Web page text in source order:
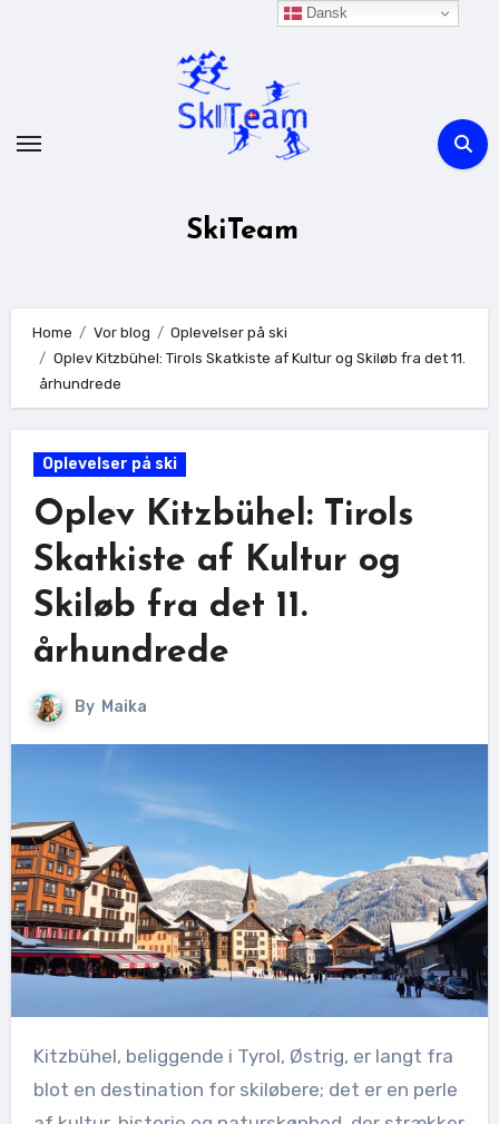
SkiTeam
Home Vor blog
Oplevelser på ski
Oplev Kitzbühel: Tirols Skatkiste af Kultur og Skiløb fra det 11.
århundrede
Oplevelser på ski
Oplev Kitzbühel: Tirols
Skatkiste af Kultur og
Skiløb fra det 11.
århundrede
By Maika
Kitzbühel, beliggende i Tyrol, Østrig, er langt fra
blot en destination for skiløbere; det er en perle
Dansk